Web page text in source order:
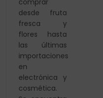
comprar
desde fruta
fresca y
flores hasta
las últimas
importaciones
en
electrónica y
cosmética.